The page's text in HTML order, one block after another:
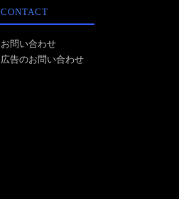
CONTACT
お問い合わせ
広告のお問い合わせ